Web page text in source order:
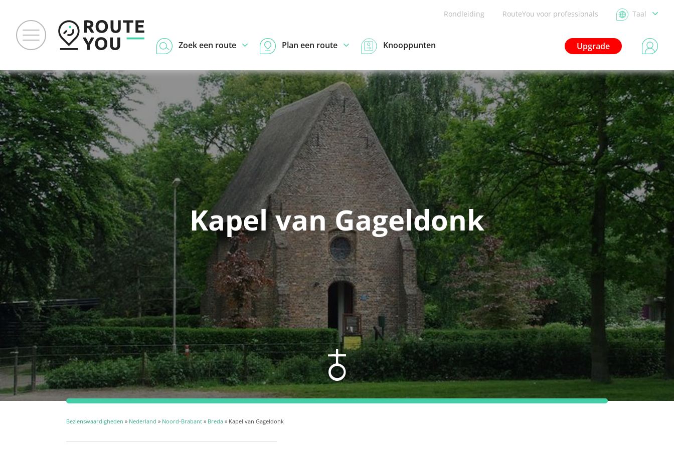
Rondleiding RouteYou voor professionals Taal
Upgrade
Zoek een route Plan een route Knooppunten
Kapel van Gageldonk
Bezienswaardigheden » Nederland » Noord-Brabant » Breda » Kapel van Gageldonk